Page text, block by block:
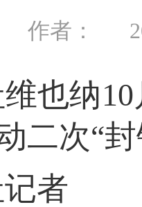
作者：
也纳
二次“封
者